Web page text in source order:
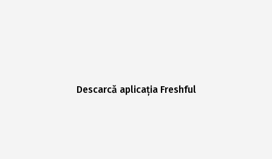
Descarcă aplicația Freshful